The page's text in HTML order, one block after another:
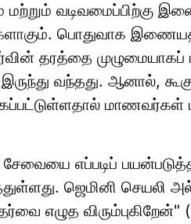
வடிவமைப்பிற்கு
பொதுவாக
தரத்தை முழுமையாகப்
வந்தது. ஆனால்,
மாணவர்கள்
எப்படிப்
ஜெமினி செயலி
எழுத